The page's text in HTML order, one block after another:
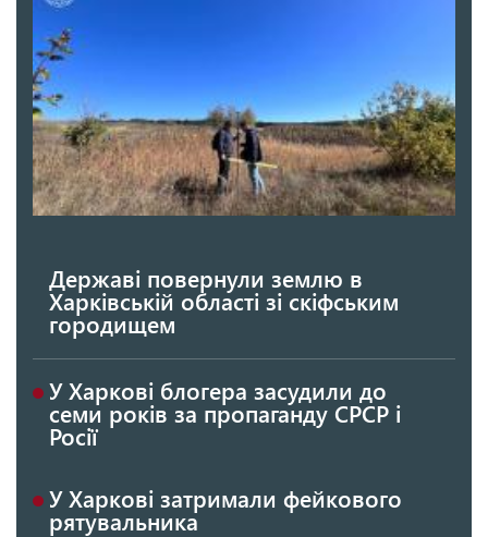
Державі повернули землю в
Харківській області зі скіфським
городищем
У Харкові блогера засудили до
семи років за пропаганду СРСР і
Росії
У Харкові затримали фейкового
рятувальника